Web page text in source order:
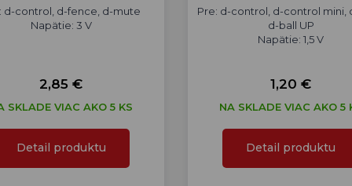
d-control, d-fence, d-mute
Napätie: 3 V
2,85 €
SKLADE VIAC AKO 5 KS
Detail produktu
Pre: d-control, d-control mini,
d-ball UP
Napätie: 1,5 V
1,20 €
NA SKLADE VIAC AKO 5
Detail produktu